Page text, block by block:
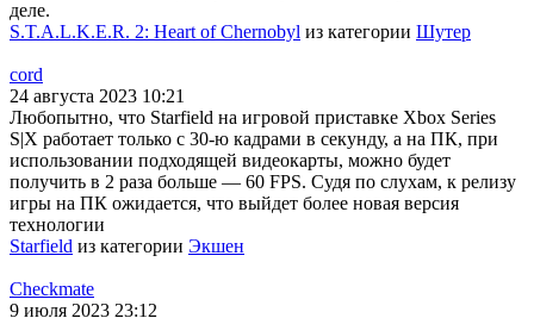
деле.
S.T.A.L.K.E.R. 2: Heart of Chernobyl из категории Шутер
cord
24 августа 2023 10:21
Любопытно, что Starfield на игровой приставке Xbox Series
S|X работает только с 30-ю кадрами в секунду, а на ПК, при
использовании подходящей видеокарты, можно будет
получить в 2 раза больше — 60 FPS. Судя по слухам, к релизу
игры на ПК ожидается, что выйдет более новая версия
технологии
Starfield из категории Экшен
Checkmate
9 июля 2023 23:12